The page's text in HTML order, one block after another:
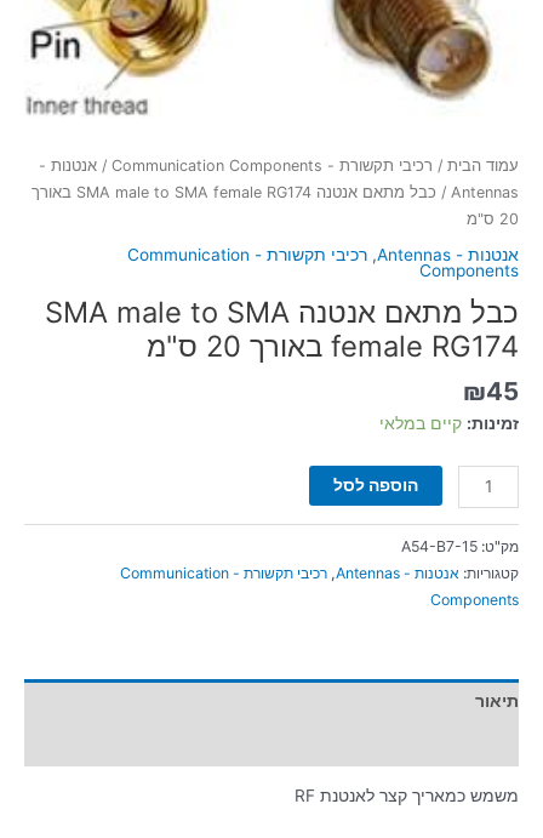
עמוד הבית / רכיבי תקשורת - Communication Components / אנטנות -
Antennas
/ כבל מתאם אנטנה SMA male to SMA female RG174 באורך
20 ס"מ
אנטנות - Antennas ,
רכיבי תקשורת - Communication
Components
כבל מתאם אנטנה SMA male to SMA
female RG174 באורך 20 ס"מ
₪45
זמינות: קיים במלאי
הוספה לסל
מק"ט: A54-B7-15
קטגוריות: אנטנות - Antennas ,
רכיבי תקשורת - Communication
Components
תיאור
משמש כמאריך קצר לאנטנת RF